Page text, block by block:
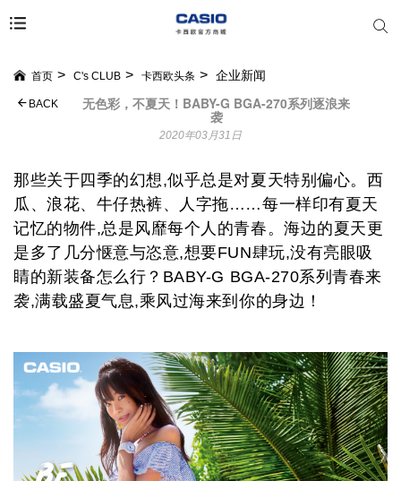
首页 C's CLUB 卡西欧头条 企业新闻
无色彩，不夏天！BABY-G BGA-270系列逐浪来
袭
BACK
2020年03月31日
那些关于四季的幻想,似乎总是对夏天特别偏心。西
瓜、浪花、牛仔热裤、人字拖……每一样印有夏天
记忆的物件,总是风靡每个人的青春。海边的夏天更
是多了几分惬意与恣意,想要FUN肆玩,没有亮眼吸
睛的新装备怎么行？BABY-G BGA-270系列青春来
袭,满载盛夏气息,乘风过海来到你的身边！